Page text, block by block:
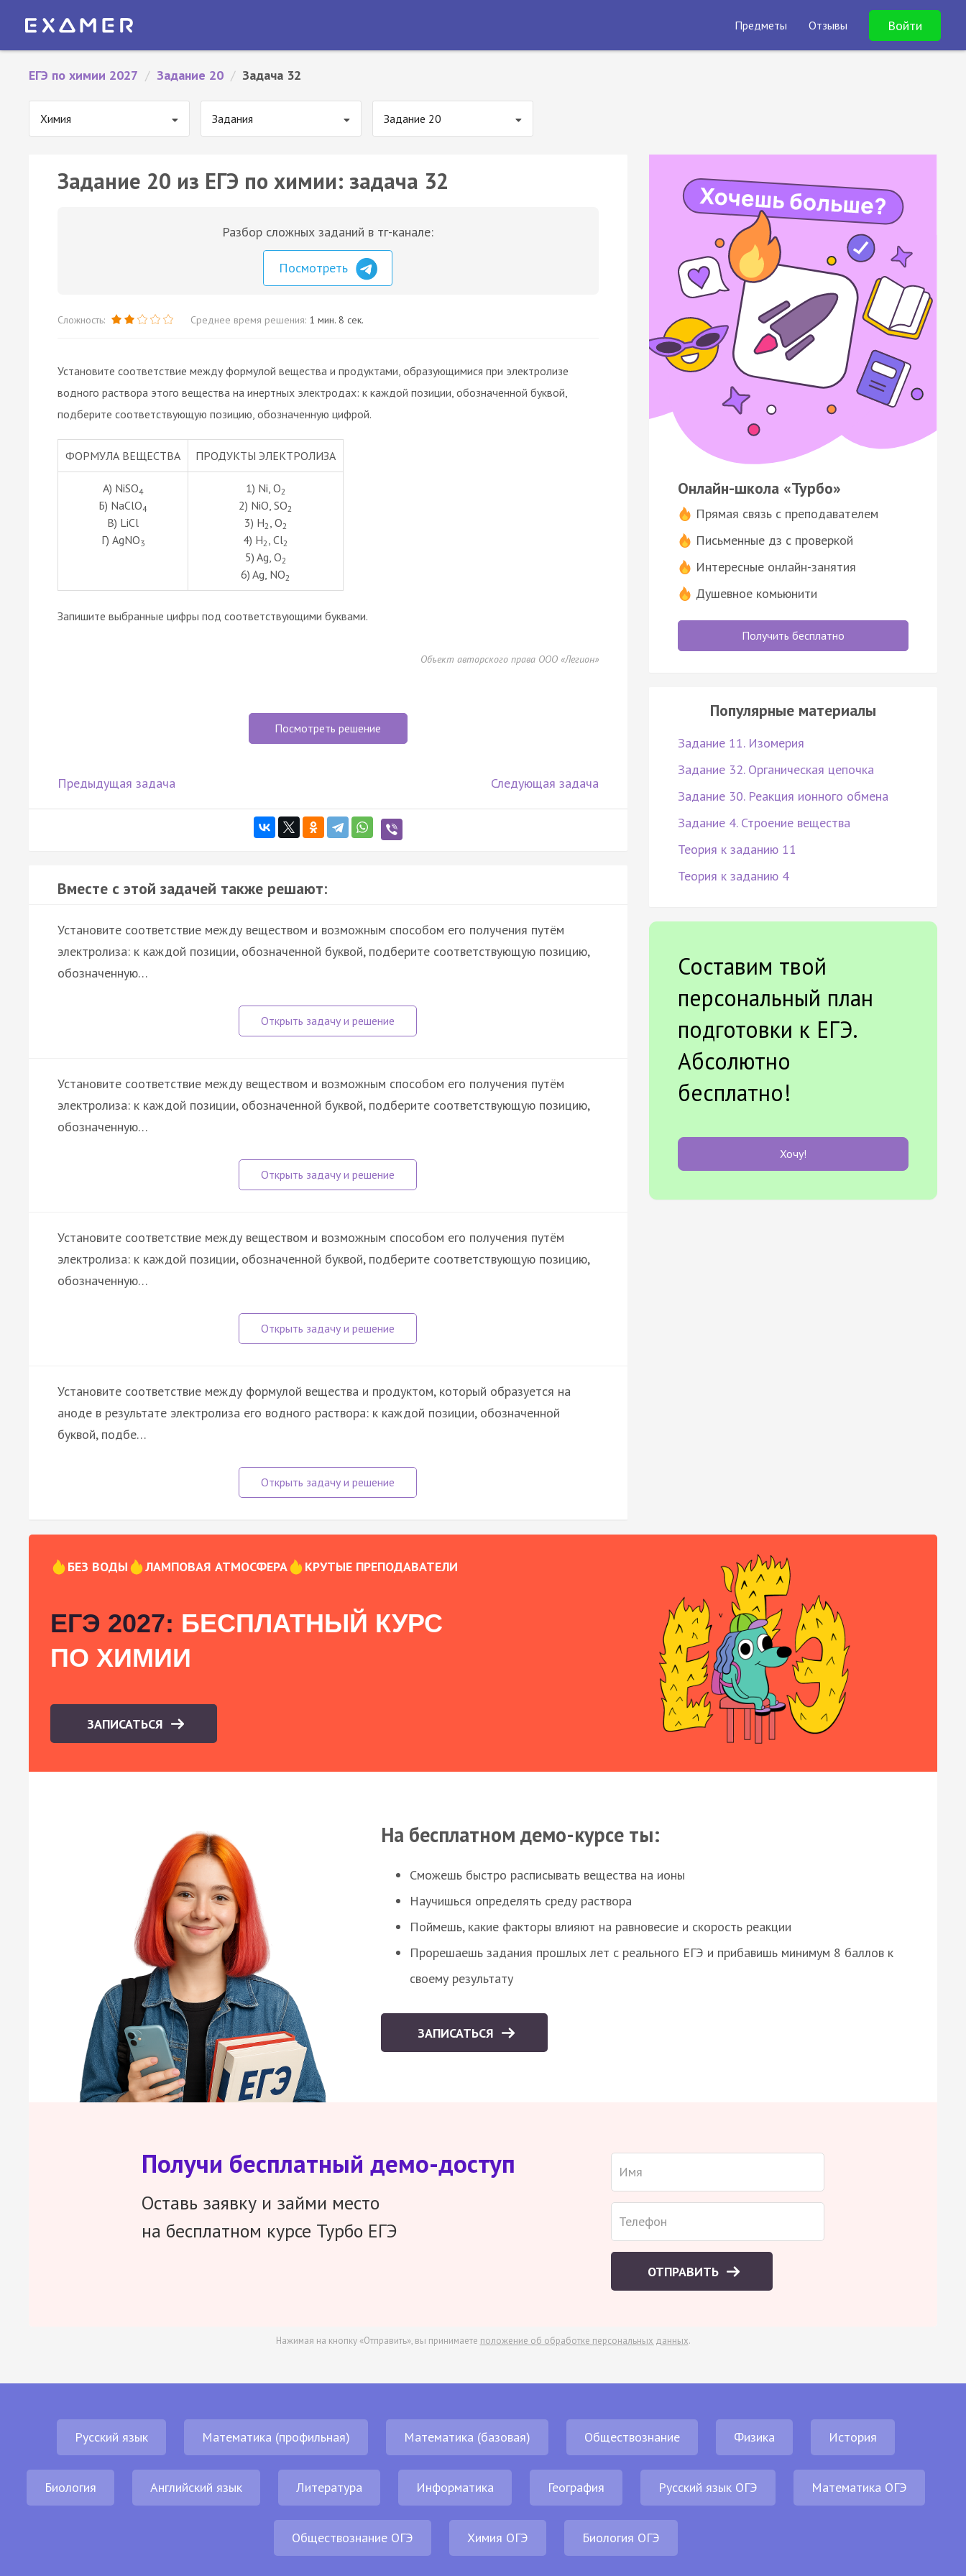
Предметы Отзывы Войти
ЕГЭ по химии 2027 / Задание 20 / Задача 32
Химия Задания Задание 20
Задание 20 из ЕГЭ по химии: задача 32
Разбор сложных заданий в тг-канале:
Посмотреть
Сложность: Среднее время решения: 1 мин. 8 сек.
Установите соответствие между формулой вещества и продуктами, образующимися при электролизе
водного раствора этого вещества на инертных электродах: к каждой позиции, обозначенной буквой,
подберите соответствующую позицию, обозначенную цифрой.
ФОРМУЛА ВЕЩЕСТВА ПРОДУКТЫ ЭЛЕКТРОЛИЗА
A) NiSO4
Б) NaClO4
В) LiCl
Г) AgNO3
1) Ni, O2
2) NiO, SO2
3) H2 , O2
4) H2 , Cl2
5) Ag, O2
6) Ag, NO2
Запишите выбранные цифры под соответствующими буквами.
Объект авторского права ООО «Легион»
Посмотреть решение
Предыдущая задача Следующая задача
Вместе с этой задачей также решают:
Установите соответствие между веществом и возможным способом его получения путём
электролиза: к каждой позиции, обозначенной буквой, подберите соответствующую позицию,
обозначенную…
Установите соответствие между веществом и возможным способом его получения путём
электролиза: к каждой позиции, обозначенной буквой, подберите соответствующую позицию,
обозначенную…
Установите соответствие между веществом и возможным способом его получения путём
электролиза: к каждой позиции, обозначенной буквой, подберите соответствующую позицию,
обозначенную…
Установите соответствие между формулой вещества и продуктом, который образуется на
аноде в результате электролиза его водного раствора: к каждой позиции, обозначенной
буквой, подбе…
Онлайн-школа «Турбо»
Прямая связь с преподавателем
Письменные дз с проверкой
Интересные онлайн-занятия
Душевное комьюнити
Получить бесплатно
Популярные материалы
Задание 11. Изомерия
Задание 32. Органическая цепочка
Задание 30. Реакция ионного обмена
Задание 4. Строение вещества
Теория к заданию 11
Теория к заданию 4
Составим твой
персональный план
подготовки к ЕГЭ.
Абсолютно
бесплатно!
Хочу!
БЕЗ ВОДЫ ЛАМПОВАЯ АТМОСФЕРА КРУТЫЕ ПРЕПОДАВАТЕЛИ
ЕГЭ 2027: БЕСПЛАТНЫЙ КУРС
ПО ХИМИИ
ЗАПИСАТЬСЯ
На бесплатном демо-курсе ты:
Сможешь быстро расписывать вещества на ионы
Научишься определять среду раствора
Поймешь, какие факторы влияют на равновесие и скорость реакции
Прорешаешь задания прошлых лет с реального ЕГЭ и прибавишь минимум 8 баллов к
своему результату
ЗАПИСАТЬСЯ
Получи бесплатный демо-доступ
Оставь заявку и займи место
на бесплатном курсе Турбо ЕГЭ
ОТПРАВИТЬ
Нажимая на кнопку «Отправить», вы принимаете положение об обработке персональных данных.
Русский язык Математика (профильная) Математика (базовая) Обществознание Физика История
Биология Английский язык Литература Информатика География Русский язык ОГЭ Математика ОГЭ
Обществознание ОГЭ Химия ОГЭ Биология ОГЭ